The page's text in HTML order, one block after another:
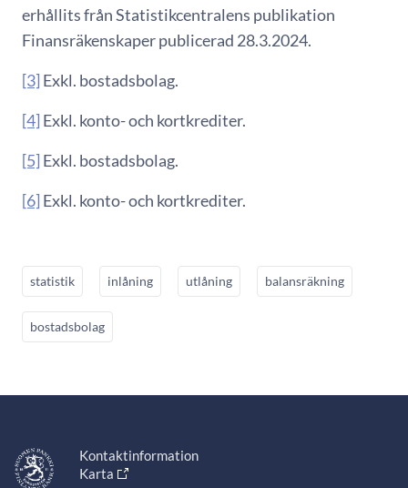
erhållits från Statistikcentralens publikation
Finansräkenskaper publicerad 28.3.2024.
[3] Exkl. bostadsbolag.
[4] Exkl. konto- och kortkrediter.
[5] Exkl. bostadsbolag.
[6] Exkl. konto- och kortkrediter.
statistik inlåning utlåning balansräkning
bostadsbolag
Kontaktinformation
Karta